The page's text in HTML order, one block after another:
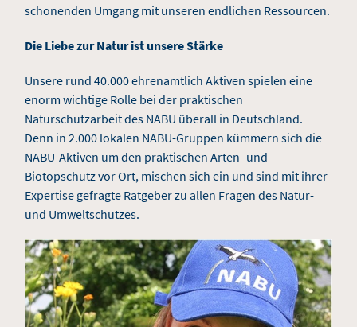
schonenden Umgang mit unseren endlichen Ressourcen.
Die Liebe zur Natur ist unsere Stärke
Unsere rund 40.000 ehrenamtlich Aktiven spielen eine
enorm wichtige Rolle bei der praktischen
Naturschutzarbeit des NABU überall in Deutschland.
Denn in 2.000 lokalen NABU-Gruppen kümmern sich die
NABU-Aktiven um den praktischen Arten- und
Biotopschutz vor Ort, mischen sich ein und sind mit ihrer
Expertise gefragte Ratgeber zu allen Fragen des Natur-
und Umweltschutzes.